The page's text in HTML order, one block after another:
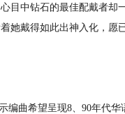
目中钻石的最佳配戴者却
她戴得如此出神入化，愿
编曲希望呈现8、 90年代华